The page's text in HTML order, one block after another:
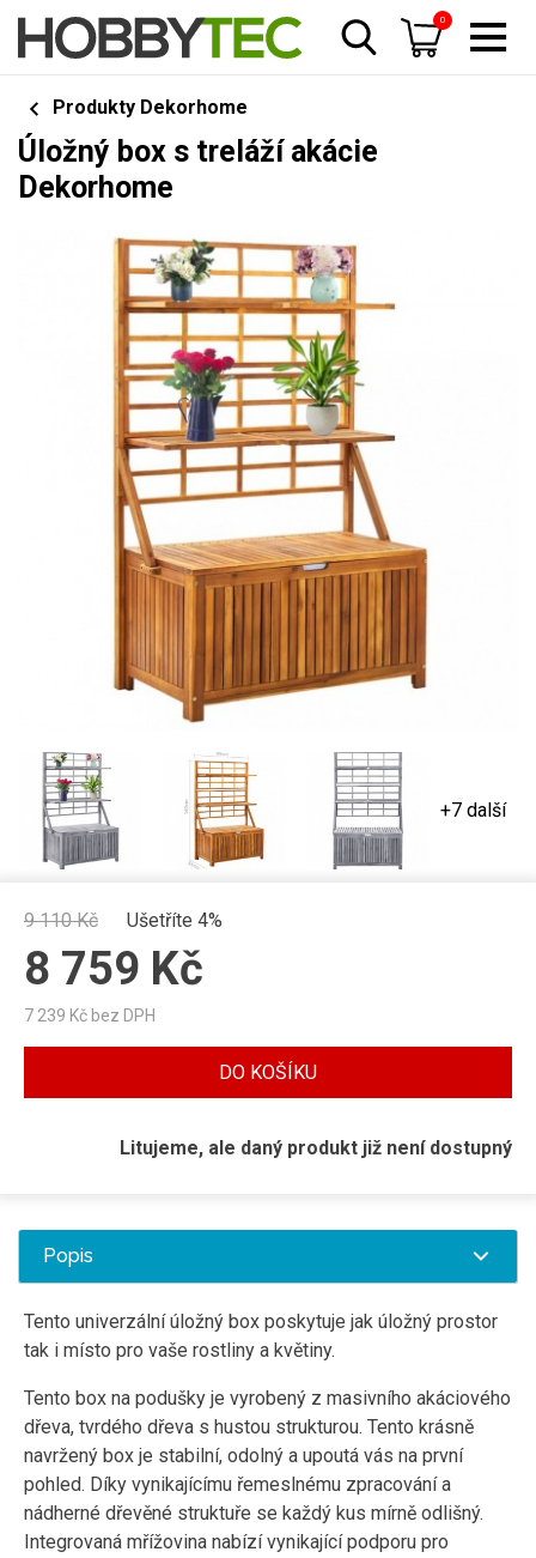
0
Produkty Dekorhome
Úložný box s treláží akácie
Dekorhome
+7 další
9 110Kč Ušetříte 4%
8 759 Kč
7 239 Kč bez DPH
DO KOŠÍKU
Litujeme, ale daný produkt již není dostupný
Popis
Tento univerzální úložný box poskytuje jak úložný prostor
tak i místo pro vaše rostliny a květiny.
Tento box na podušky je vyrobený z masivního akáciového
dřeva, tvrdého dřeva s hustou strukturou. Tento krásně
navržený box je stabilní, odolný a upoutá vás na první
pohled. Díky vynikajícímu řemeslnému zpracování a
nádherné dřevěné struktuře se každý kus mírně odlišný.
Integrovaná mřížovina nabízí vynikající podporu pro